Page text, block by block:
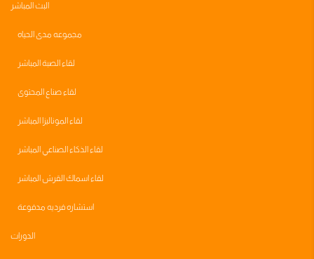
البث المباشر
مجموعه مدى الحياه
لقاء الصبة المباشر
لقاء صناع المحتوى
لقاء الموناليزا المباشر
لقاء الذكاء الصناعي المباشر
لقاء اسماك القرش المباشر
استشاره فرديه مدفوعة
الدورات